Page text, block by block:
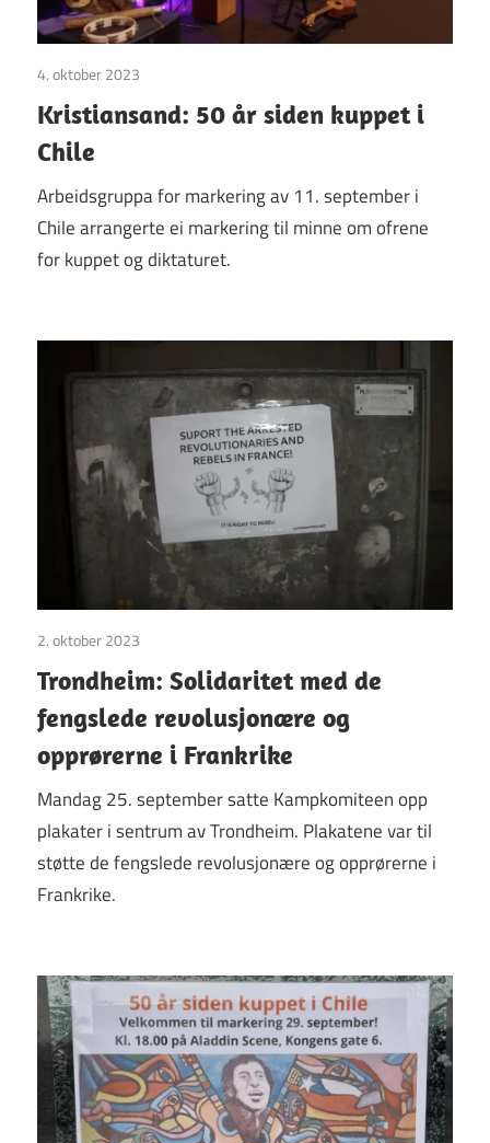
4. oktober 2023
Kristiansand: 50 år siden kuppet i
Chile
Arbeidsgruppa for markering av 11. september i
Chile arrangerte ei markering til minne om ofrene
for kuppet og diktaturet.
2. oktober 2023
Trondheim: Solidaritet med de
fengslede revolusjonære og
opprørerne i Frankrike
Mandag 25. september satte Kampkomiteen opp
plakater i sentrum av Trondheim. Plakatene var til
støtte de fengslede revolusjonære og opprørerne i
Frankrike.